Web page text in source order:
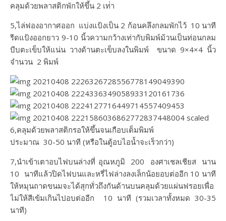
คลุมด้วยพลาสติกพักให้ขึ้น​ 2​ เท่่า
5,ไล่ฟองอากาศออก​ แบ่งแป้งเป็น​ 2​ ก้อนคลึงกลมพักไว้​ 10​ นาที​
รีดแป้งออกยาว​ 9-10​ นิ้วความกว้างเท่ากับพิมพ์ม้วนเป็นท่อนกลม​
บีบตะเข็บให้แน่น​ วางด้านตะเข็บลงในพิมพ์​ ขนาด​ 9×4×4​ นิ้ว​
จำน​วน​ 2​ พิมพ์
6,คลุมด้วยพลาสติกรอให้ขึ้นจนเกือบเต็มพิมพ์
ประมาณ​ 30-50​ นาที​ (หรือในตู้อบไอน้ำจะเร็วกว่า)
7,นำเข้าเตาอบไฟบนล่างที่ อุณหภูมิ 200 องศาเชลเชียส นาน
10 นาทีแล้วปิดไฟบนและหรี่ไฟล่างลงเล็กน้อยอบต่ออีก 10 นาที
ให้หมุนถาดขนมจะได้สุกทั่วถึงกันด้านบนคลุมด้วยแผ่นฟรอยเพื่อ
ไม่ให้สีเข้มเกินไปอบต่ออีก 10 นาที (รวมเวลาทั้งหมด 30-35
นาที)